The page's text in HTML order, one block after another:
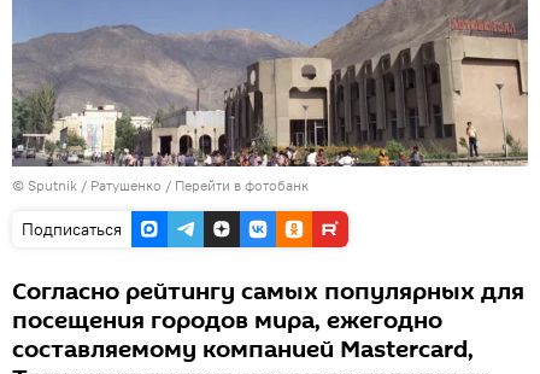
© Sputnik / Ратушенко / Перейти в фотобанк
Подписаться
Согласно рейтингу самых популярных для
посещения городов мира, ежегодно
составляемому компанией Mastercard,